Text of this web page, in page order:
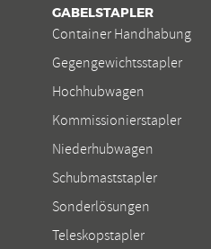
GABELSTAPLER
Container Handhabung
Gegengewichtsstapler
Hochhubwagen
Kommissionierstapler
Niederhubwagen
Schubmaststapler
Sonderlösungen
Teleskopstapler